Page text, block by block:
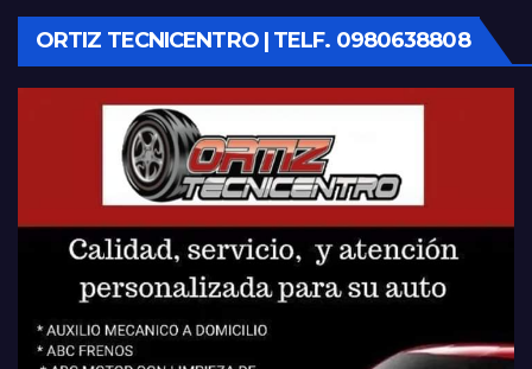
ORTIZ TECNICENTRO | TELF. 0980638808